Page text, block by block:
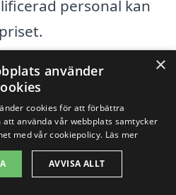
personal kan
faktorer är det
på
Genom att
tjänster från olika
hitta en lösning som
×
använder
cookies för att förbättra
använda vår webbplats samtycker
med vår cookiepolicy. Läs mer
AVVISA ALLT